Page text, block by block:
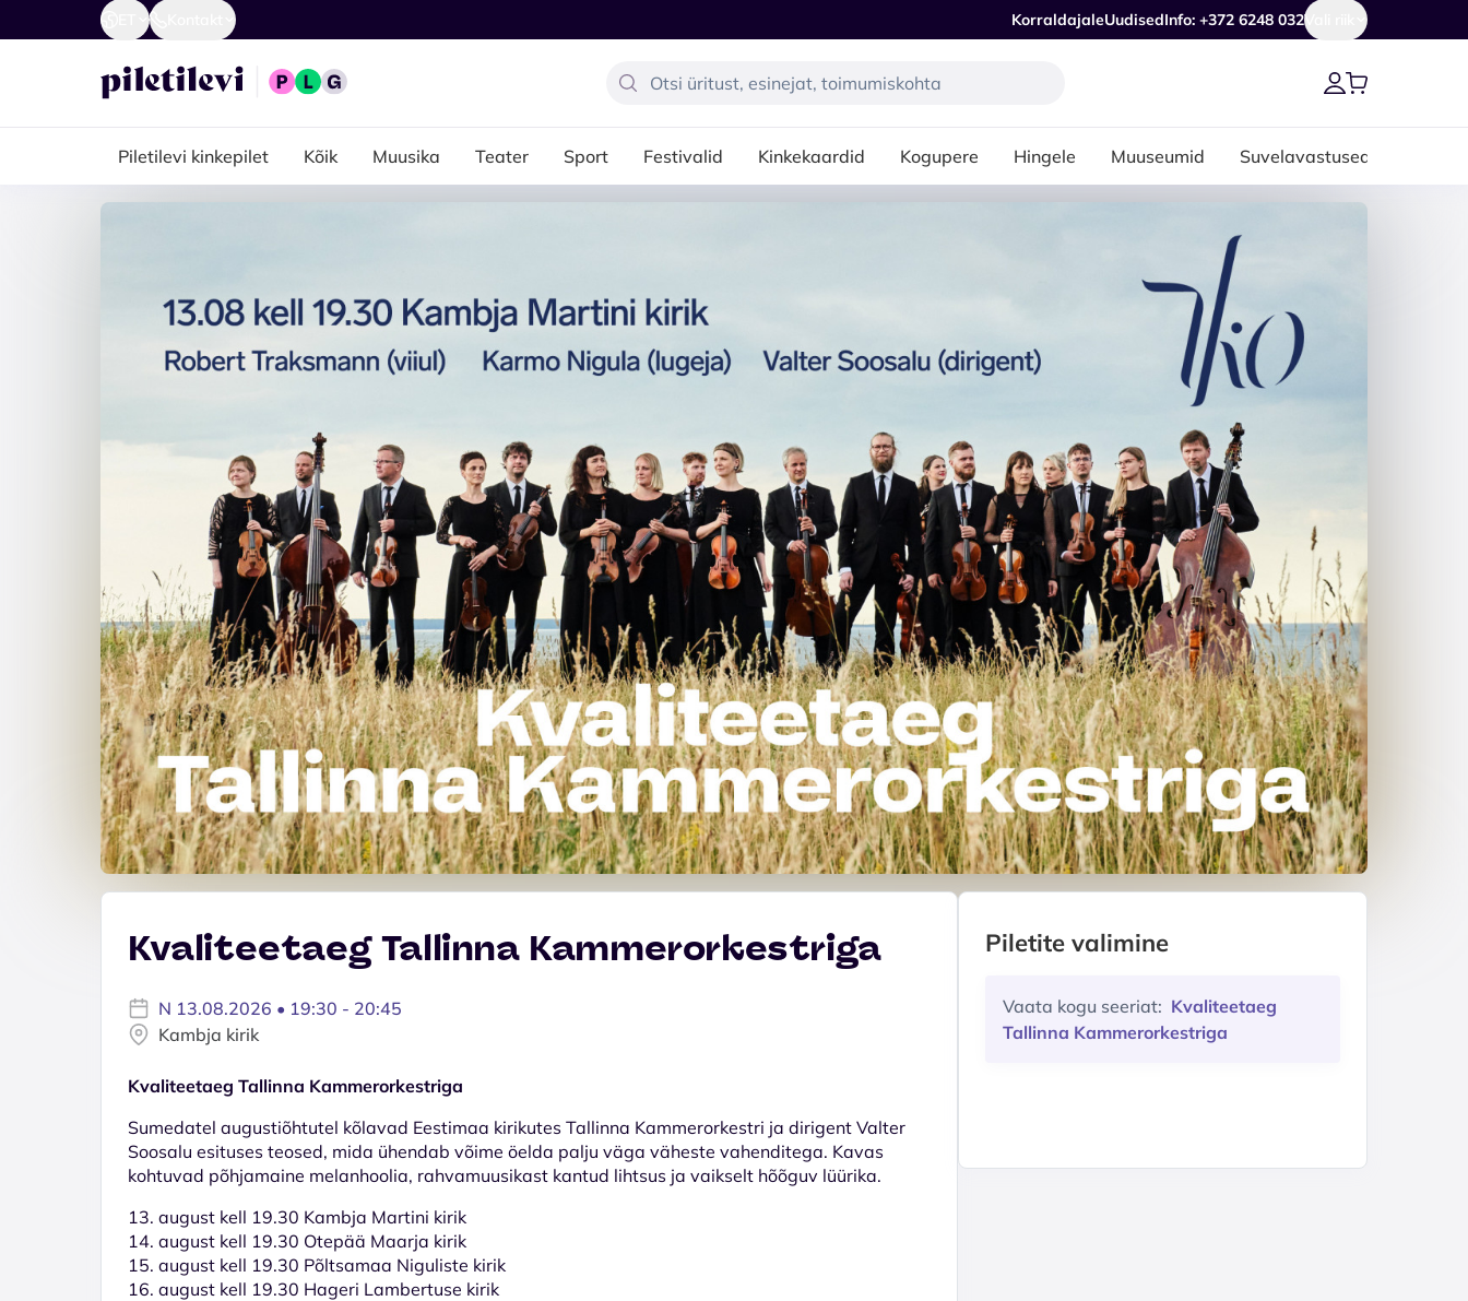
KorraldajaleUudisedInfo: +372 6248 032Vali riik
Piletilevi kinkepilet Kõik Muusika Teater Sport Festivalid Kinkekaardid Kogupere Hingele Muuseumid Suvelavastused
Kvaliteetaeg Tallinna Kammerorkestriga
N 13.08.2026 • 19:30 - 20:45
Kambja kirik
Kvaliteetaeg Tallinna Kammerorkestriga
Sumedatel augustiõhtutel kõlavad Eestimaa kirikutes Tallinna Kammerorkestri ja dirigent Valter
Soosalu esituses teosed, mida ühendab võime öelda palju väga väheste vahenditega. Kavas
kohtuvad põhjamaine melanhoolia, rahvamuusikast kantud lihtsus ja vaikselt hõõguv lüürika.
13. august kell 19.30 Kambja Martini kirik
14. august kell 19.30 Otepää Maarja kirik
15. august kell 19.30 Põltsamaa Niguliste kirik
16. august kell 19.30 Hageri Lambertuse kirik
Piletite valimine
Vaata kogu seeriat: Kvaliteetaeg
Tallinna Kammerorkestriga